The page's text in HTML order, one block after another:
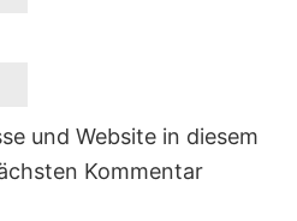
und Website in diesem
Kommentar